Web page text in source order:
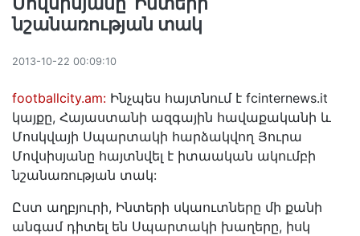
նշանառության տակ
2013-10-22 00:09:10
footballcity.am: Ինչպես հայտնում է fcinternews.it
կայքը, Հայաստանի ազգային հավաքականի և
Մոսկվայի Սպարտակի հարձակվող Յուրա
Մովսիսյանը հայտնվել է իտաական ակումբի
նշանառության տակ:
Ըստ աղբյուրի, Ինտերի սկաուտները մի քանի
անգամ դիտել են Սպարտակի խաղերը, իսկ